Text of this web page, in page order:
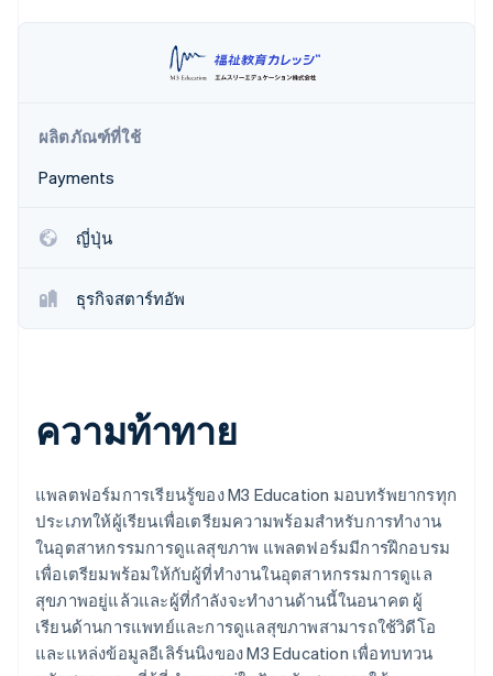
ดูสิ่งที่กำลังจะมาถึง
การป้องกันการฉ้อโกง
การก่อตั้งบริษัทสตาร์ทอัพ
การขจัดคาร์บอน
Stripe Sessions 2026
ดูว่า Stripe กำลังสร้างโครงสร้างพื้นฐานระบบเศรษฐกิจสำหรับ
ระบบนิเวศ
ผลิตภัณฑ์ที่ใช้
Payments
ญี่ปุ่น
ธุรกิจสตาร์ทอัพ
ความท้าทาย
แพลตฟอร์มการเรียนรู้ของ M3 Education มอบทรัพยากรทุก
ประเภทให้ผู้เรียนเพื่อเตรียมความพร้อมสำหรับการทำงาน
ในอุตสาหกรรมการดูแลสุขภาพ แพลตฟอร์มมีการฝึกอบรม
เพื่อเตรียมพร้อมให้กับผู้ที่ทำงานในอุตสาหกรรมการดูแล
สุขภาพอยู่แล้วและผู้ที่กำลังจะทำงานด้านนี้ในอนาคต ผู้
เรียนด้านการแพทย์และการดูแลสุขภาพสามารถใช้วิดีโอ
และแหล่งข้อมูลอีเลิร์นนิงของ M3 Education เพื่อทบทวน